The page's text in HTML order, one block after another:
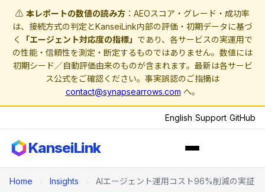
⚠️ 本レポートの数値の読み方 ：AEOスコア・グレード・成功率
は、接続方式の判定とKanseiLink内部の評価・初期データに基づ
く
「エージェント対応度の指標」 であり、各サービスの実運用で
の性能・信頼性を測定・断定するものではありません。数値には
初期シード／自動評価由来のものが含まれます。最新は各サービ
ス公式をご確認ください。事実誤認のご指摘は
contact@synapsearrows.com へ。
English Support GitHub
KanseiLink
Home Insights AIエージェント運用コスト96%削減の実証